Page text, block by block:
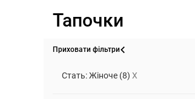
Тапочки
Приховати фільтри
Стать: Жіноче (8) X